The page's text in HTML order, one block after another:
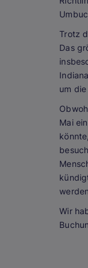
Trotz
Das
um
Mai
Wir